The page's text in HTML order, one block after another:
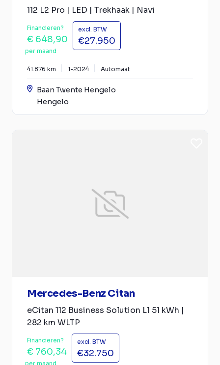
112 L2 Pro | LED | Trekhaak | Navi
Financieren?
€ 648,90
per maand
excl. BTW
€27.950
41.876 km 1-2024 Automaat
Baan Twente Hengelo
Hengelo
Mercedes-Benz Citan
eCitan 112 Business Solution L1 51 kWh |
282 km WLTP
Financieren?
€ 760,34
per maand
excl. BTW
€32.750